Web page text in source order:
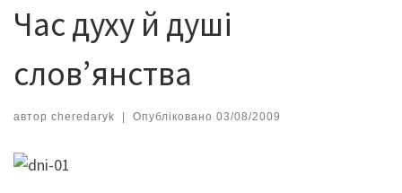
Час духу й душі
слов’янства
автор cheredaryk | Опубліковано 03/08/2009